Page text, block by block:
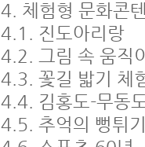
4. 체험형 문화콘
4.1. 진도아리랑
4.2. 그림 속 움직
4.3. 꽃길 밟기 체
4.4. 김홍도-무동
4.5. 추억의 뻥튀